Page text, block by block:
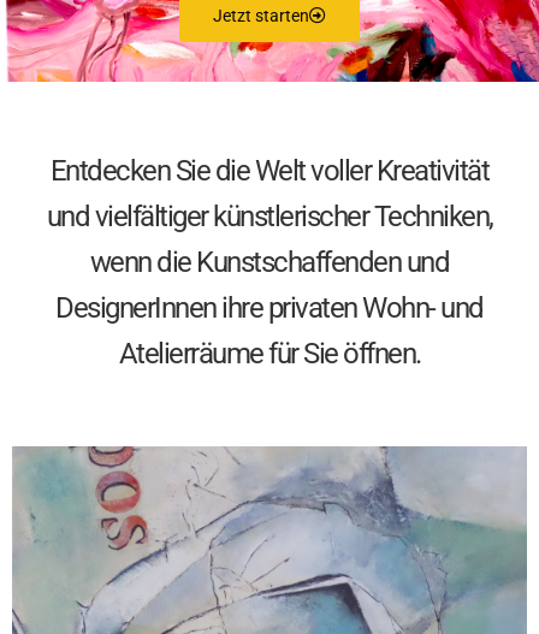
Jetzt starten
Entdecken Sie die Welt voller Kreativität
und vielfältiger künstlerischer Techniken,
wenn die Kunstschaffenden und
DesignerInnen ihre privaten Wohn- und
Atelierräume für Sie öffnen.